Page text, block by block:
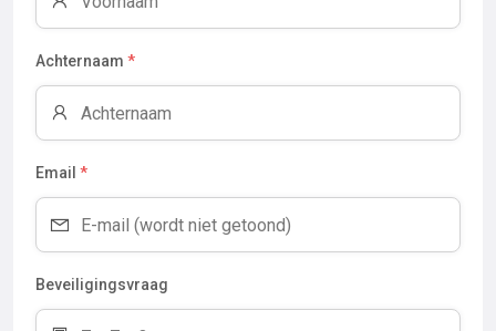
Achternaam *
Email *
Beveiligingsvraag